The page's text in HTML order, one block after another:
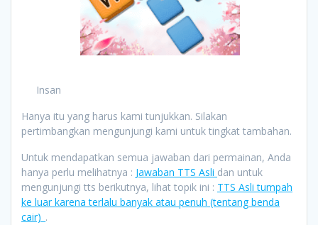
Insan
Hanya itu yang harus kami tunjukkan. Silakan
pertimbangkan mengunjungi kami untuk tingkat tambahan.
Untuk mendapatkan semua jawaban dari permainan, Anda
hanya perlu melihatnya : Jawaban TTS Asli dan untuk
mengunjungi tts berikutnya, lihat topik ini : TTS Asli tumpah
ke luar karena terlalu banyak atau penuh (tentang benda
cair)_ .